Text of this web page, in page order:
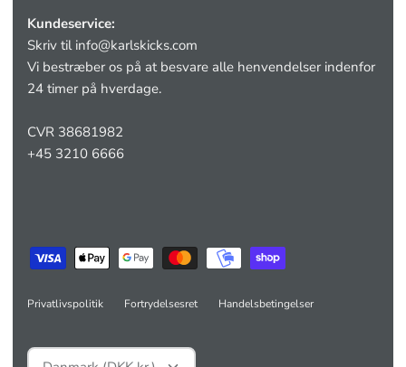
Kundeservice:
Skriv til info@karlskicks.com
Vi bestræber os på at besvare alle henvendelser indenfor
24 timer på hverdage.
CVR 38681982
+45 3210 6666
Privatlivspolitik Fortrydelsesret Handelsbetingelser
Valuta